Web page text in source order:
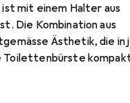
mit einem Halter aus
Die Kombination aus
Ästhetik, die in
Toilettenbürste
praktisches